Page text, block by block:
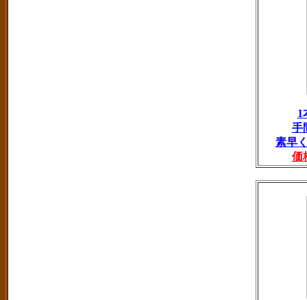
1
手
素早
価